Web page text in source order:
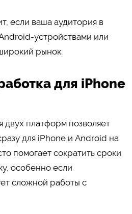
если ваша аудитория в
устройствами или
рынок.
для iPhone
двух платформ позволяет
для iPhone и Android на
помогает сократить сроки
особенно если
сложной работы с